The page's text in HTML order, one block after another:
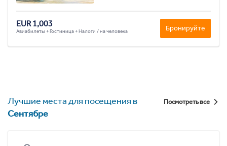
EUR 1,003
Авиабилеты + Гостиница + Налоги / на человека Бронируйте
Лучшие места для посещения в
Сентябре
Посмотреть все